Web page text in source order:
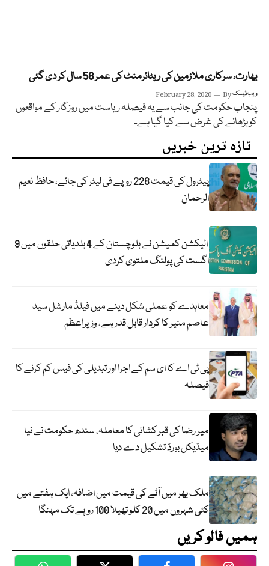
بھارت، سرکاری ملازمین کی ریٹائرمنٹ کی عمر 58 سال کر دی گئی
February 28, 2020 Byویب ڈیسک
پنجاب حکومت کی جانب سے یہ فیصلہ ریاست میں روزگار کے مواقعوں
کو بڑھانے کی غرض سے کیا گیا ہے۔
تازہ ترین خبریں
پیٹرول کی قیمت 228 روپے فی لیٹر کی جائے، حافظ نعیم
الرحمان
الیکشن کمیشن نے بلوچستان کے 4 بلدیاتی حلقوں میں 9
اگست کی پولنگ ملتوی کردی
معاہدے کو عملی شکل دینے میں فیلڈ مارشل سید
عاصم منیر کا کردار قابل قدر ہے، وزیراعظم
پی ٹی اے کا ای سم کے اجرا اور تبدیلی کی فیس کم کرنے کا
فیصلہ
میر رضا کی قبر کشائی کا معاملہ، سندھ حکومت نے نیا
میڈیکل بورڈ تشکیل دے دیا
ملک بھر میں آٹے کی قیمت میں اضافہ، ایک ہفتے میں
کئی شہروں میں 20 کلو تھیلا 100 روپے تک مہنگا
ہمیں فالو کریں